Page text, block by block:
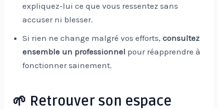
expliquez-lui ce que vous ressentez sans
accuser ni blesser.
Si rien ne change malgré vos efforts,consultez
ensemble un professionnel pour réapprendre à
fonctionner sainement.
🌱 Retrouver son espace